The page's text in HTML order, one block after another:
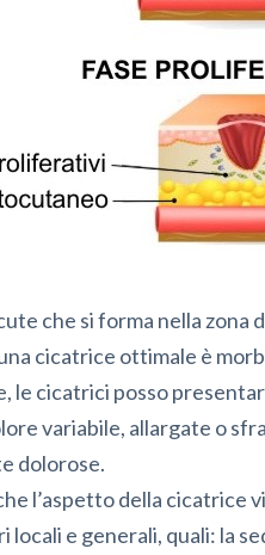
che si forma nella
cicatrice ottimale è
le cicatrici posso
variabile, allargate o
dolorose.
l’aspetto della
locali e generali, quali: la